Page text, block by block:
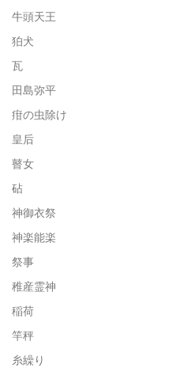
牛頭天王
狛犬
瓦
田島弥平
疳の虫除け
皇后
瞽女
砧
神御衣祭
神楽能楽
祭事
稚産霊神
稲荷
竿秤
糸繰り